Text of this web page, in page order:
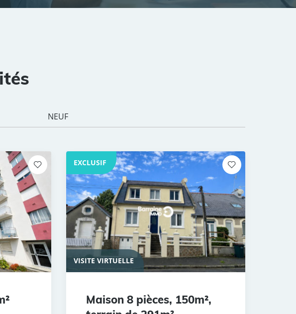
NEUF
EXCLUSIF
VISITE VIRTUELLE
Maison 8 pièces, 150m²,